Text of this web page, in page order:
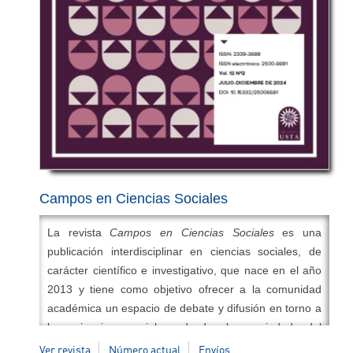
Doaj,Redib,Dialnet,Redalyc, Latindex,Circ -
Clasificación integrada de Revistas Científicas,Base
Amelica,Google Scholar ,Miar, Ulrich's Periodical
Directory
EZB - Elektronische
Zeitschriftenbibliothek/Electronic Journals Library
,Academic Search Complete, ProQuest Central
Sherpa/Romeo,Academic Search Premier DRJI,
Resource Index,Academic Search Ultimate.
Campos en Ciencias Sociales
La revistaCampos en Ciencias Sociales
es una
publicación interdisciplinar en ciencias sociales, de
carácter científico e investigativo, que nace en el año
2013 y tiene como objetivo ofrecer a la comunidad
académica un espacio de debate y difusión en torno a
las ciencias sociales desde la sociedad del
conocimiento, la cual influye en diferentes ámbitos
Ver revista Número actual Envíos